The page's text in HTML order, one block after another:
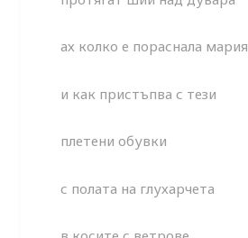
ах колко е пораснала мария
и как пристъпва с тези
плетени обувки
с полата на глухарчета